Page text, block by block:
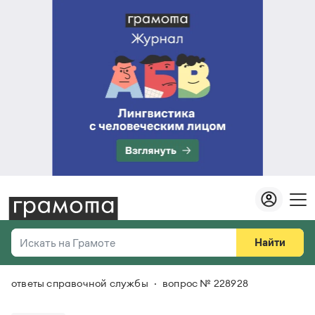
Искать на Грамоте
Справочная служба
Найти
Везде
ответы справочной службы вопрос № 228928